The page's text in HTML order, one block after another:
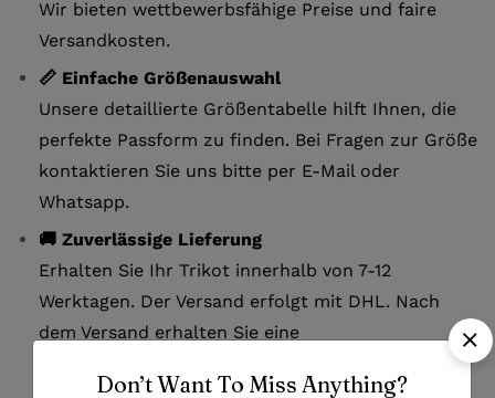
Wir bieten wettbewerbsfähige Preise und faire
Versandkosten.
📏 Einfache Größenauswahl
Unsere detaillierte Größentabelle hilft Ihnen, die
perfekte Passform zu finden. Bei Fragen zur Größe
kontaktieren Sie uns bitte per E-Mail oder
Whatsapp.
🚚 Zuverlässige Lieferung
Erhalten Sie Ihr Trikot innerhalb von 7-12
Werktagen. Der Versand erfolgt mit DHL. Nach
dem Versand erhalten Sie eine
Sendungsverfolgungsnummer, um Ihre Lieferung
jederzeit nachzuverfolgen.
Don’t Want To Miss Anything?